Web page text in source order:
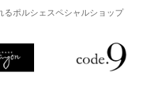
ポルシェスペシャルショップ